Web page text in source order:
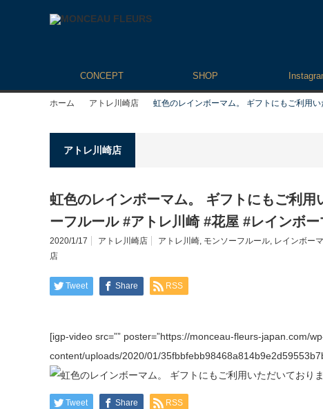
CONCEPT SHOP
ホーム アトレ川崎店 虹色のレインボーマム。 ギフトにもご利用
アトレ川崎店
虹色のレインボーマム。 ギフトにもご利用
ーフルール #アトレ川崎 #花屋 #レインボー
2020/1/17 アトレ川崎店 アトレ川崎, モンソーフルール, レインボー
店
Tweet Share RSS
[igp-video src=”” poster=”https://monceau-fleurs-japan.com/
content/uploads/2020/01/
Tweet Share RSS